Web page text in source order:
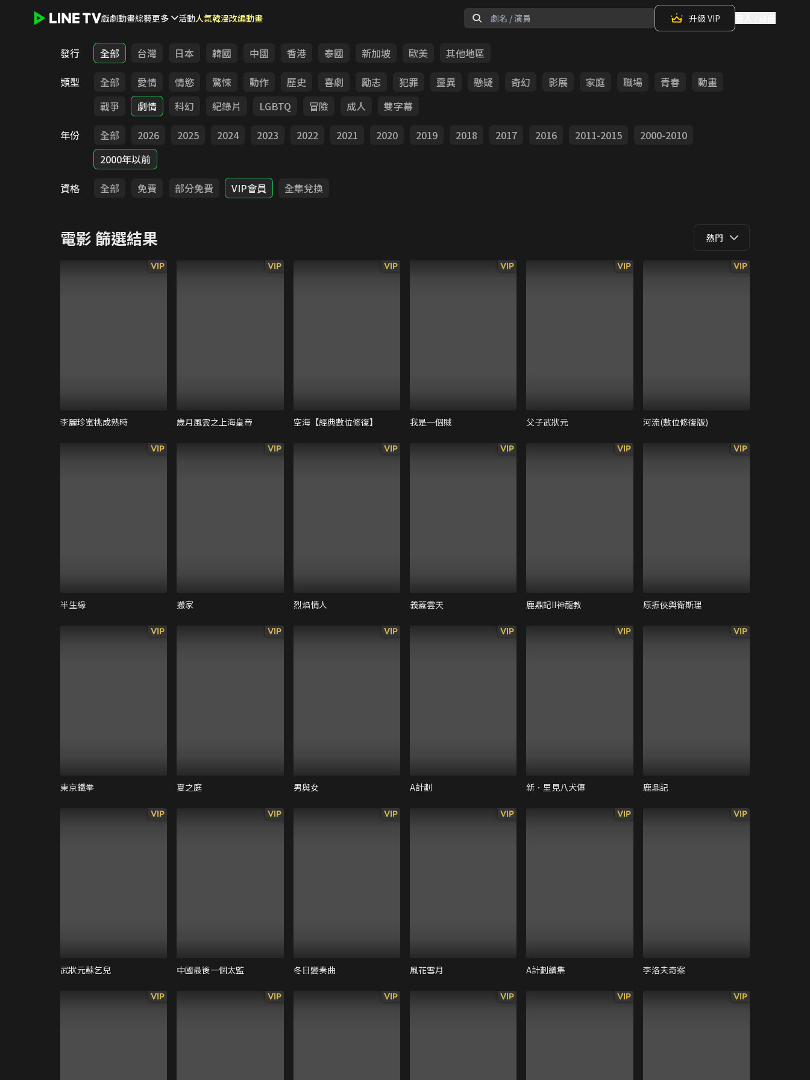
戲劇動畫綜藝更多 活動人氣韓漫改編動畫 升級 VIP
發行 全部 台灣 日本 韓國 中國 香港 泰國 新加坡 歐美
其他地區
類型
全部 愛情 情慾 驚悚 動作 歷史 喜劇 勵志 犯罪 靈異 懸疑 奇幻 影展 家庭 職場 青春
動畫
戰爭
劇情 科幻 紀錄片 LGBTQ 冒險 成人
雙字幕
年份
全部 2026 2025 2024 2023 2022 2021 2020 2019 2018 2017 2016 2011-2015
2000-2010
2000年以前
資格
全部 免費 部分免費 VIP會員 全集兌換
電影 篩選結果 熱門
VIP
李麗珍蜜桃成熟時
VIP
歲月風雲之上海皇帝
VIP
空海【經典數位修復】
VIP
我是一個賊
VIP
父子武狀元
VIP
河流(數位修復版)
VIP
半生緣
VIP
搬家
VIP
烈焰情人
VIP
義蓋雲天
VIP
鹿鼎記II神龍教
VIP
原振俠與衛斯理
VIP
東京鐵拳
VIP
夏之庭
VIP
男與女
VIP
A計劃
VIP
新．里見八犬傳
VIP
鹿鼎記
VIP
武狀元蘇乞兒
VIP
中國最後一個太監
VIP
冬日變奏曲
VIP
風花雪月
VIP
A計劃續集
VIP
李洛夫奇案
VIP VIP VIP VIP VIP VIP